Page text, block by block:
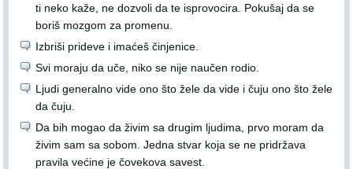
ti neko kaže, ne dozvoli da te isprovocira. Pokušaj da se
boriš mozgom za promenu.
Izbriši prideve i imaćeš činjenice.
Svi moraju da uče, niko se nije naučen rodio.
Ljudi generalno vide ono što žele da vide i čuju ono što žele
da čuju.
Da bih mogao da živim sa drugim ljudima, prvo moram da
živim sam sa sobom. Jedna stvar koja se ne pridržava
pravila većine je čovekova savest.